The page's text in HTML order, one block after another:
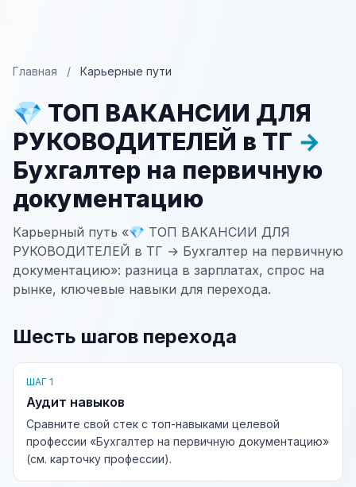
Главная / Карьерные пути
💎 ТОП ВАКАНСИИ ДЛЯ
РУКОВОДИТЕЛЕЙ в ТГ →
Бухгалтер на первичную
документацию
Карьерный путь «💎 ТОП ВАКАНСИИ ДЛЯ
РУКОВОДИТЕЛЕЙ в ТГ → Бухгалтер на первичную
документацию»: разница в зарплатах, спрос на
рынке, ключевые навыки для перехода.
Шесть шагов перехода
ШАГ 1
Аудит навыков
Сравните свой стек с топ-навыками целевой
профессии «Бухгалтер на первичную документацию»
(см. карточку профессии).